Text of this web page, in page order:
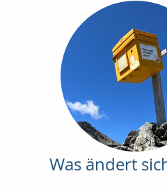
Was ändert